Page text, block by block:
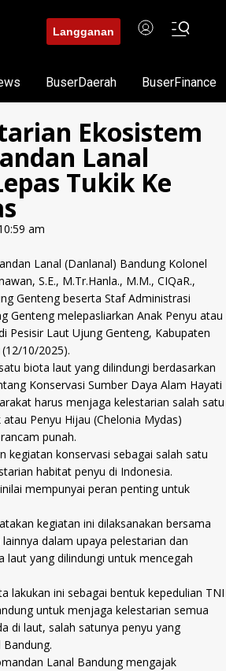
Langganan
BuserDaerah BuserFinance
Ekosistem
Lanal
Tukik Ke
am
Lanal (Danlanal) Bandung Kolonel
S.E., M.Tr.Hanla., M.M., CIQaR.,
Genteng beserta Staf Administrasi
Genteng melepasliarkan Anak Penyu atau
Pesisir Laut Ujung Genteng, Kabupaten
10/2025).
biota laut yang dilindungi berdasarkan
Konservasi Sumber Daya Alam Hayati
harus menjaga kelestarian salah satu
Penyu Hijau (Chelonia Mydas)
punah.
kegiatan konservasi sebagai salah satu
habitat penyu di Indonesia.
mempunyai peran penting untuk
kegiatan ini dilaksanakan bersama
dalam upaya pelestarian dan
laut yang dilindungi untuk mencegah
lakukan ini sebagai bentuk kepedulian TNI
untuk menjaga kelestarian semua
di laut, salah satunya penyu yang
Bandung.
Lanal Bandung mengajak